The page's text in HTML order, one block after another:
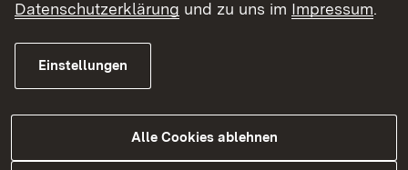
G
Geflügelhaltung - Spezialberatung
Datenschutzerklärung und zu uns im Impressum
Einstellungen
Alle Cookies ablehnen